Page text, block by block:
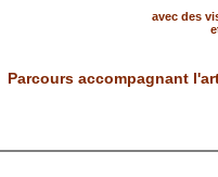
avec des
Parcours accompagnant